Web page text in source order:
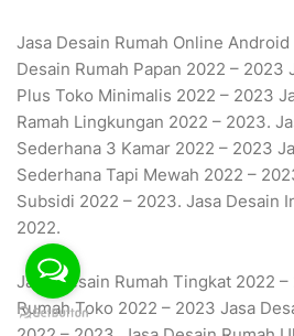
Jasa Desain Rumah Online
Desain Rumah Papan 2022 – 2023
Plus Toko Minimalis 2022 – 2023
Ramah Lingkungan 2022 – 2023.
Sederhana 3 Kamar 2022 – 2023
Sederhana Tapi Mewah 2022 –
Subsidi 2022 – 2023. Jasa Desain
2022.
Jasa Desain Rumah Tingkat 2022
Rumah Toko 2022 – 2023 Jasa